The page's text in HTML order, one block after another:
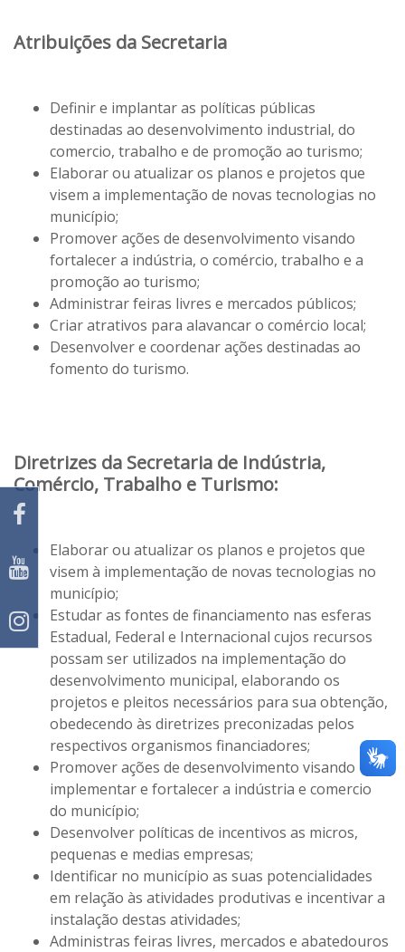
Atribuições da Secretaria
Definir e implantar as políticas públicas
destinadas ao desenvolvimento industrial, do
comercio, trabalho e de promoção ao turismo;
Elaborar ou atualizar os planos e projetos que
visem a implementação de novas tecnologias no
município;
Promover ações de desenvolvimento visando
fortalecer a indústria, o comércio, trabalho e a
promoção ao turismo;
Administrar feiras livres e mercados públicos;
Criar atrativos para alavancar o comércio local;
Desenvolver e coordenar ações destinadas ao
fomento do turismo.
Diretrizes da Secretaria de Indústria,
Comércio, Trabalho e Turismo:
Elaborar ou atualizar os planos e projetos que
visem à implementação de novas tecnologias no
município;
Estudar as fontes de financiamento nas esferas
Estadual, Federal e Internacional cujos recursos
possam ser utilizados na implementação do
desenvolvimento municipal, elaborando os
projetos e pleitos necessários para sua obtenção,
obedecendo às diretrizes preconizadas pelos
respectivos organismos financiadores;
Promover ações de desenvolvimento visando
implementar e fortalecer a indústria e comercio
do município;
Desenvolver políticas de incentivos as micros,
pequenas e medias empresas;
Identificar no município as suas potencialidades
em relação às atividades produtivas e incentivar a
instalação destas atividades;
Administras feiras livres, mercados e abatedouros